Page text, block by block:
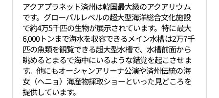
アクアプラネット済州は韓国最大級のアクアリウム
です。グローバルレベルの超大型海洋総合文化施設
で約4万5千匹の生物が展示されています。特に最大
6,000トンまで海水を収容できるメイン水槽は2万7千
匹の魚類を観覧できる超大型水槽で、水槽前面から
眺めるとまるで海中にいるような錯覚を起こさせま
す。他にもオーシャンアリーナ公演や済州伝統の海
女（ヘニョ）海産物採取ショーといった見どころを
提供しています。